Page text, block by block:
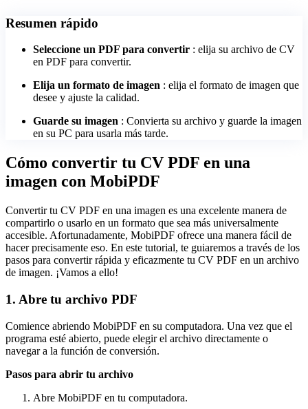
Resumen rápido
Seleccione un PDF para convertir : elija su archivo de CV
en PDF para convertir.
Elija un formato de imagen : elija el formato de imagen que
desee y ajuste la calidad.
Guarde su imagen : Convierta su archivo y guarde la imagen
en su PC para usarla más tarde.
Cómo convertir tu CV PDF en una
imagen con MobiPDF
Convertir tu CV PDF en una imagen es una excelente manera de
compartirlo o usarlo en un formato que sea más universalmente
accesible. Afortunadamente, MobiPDF ofrece una manera fácil de
hacer precisamente eso. En este tutorial, te guiaremos a través de los
pasos para convertir rápida y eficazmente tu CV PDF en un archivo
de imagen. ¡Vamos a ello!
1. Abre tu archivo PDF
Comience abriendo MobiPDF en su computadora. Una vez que el
programa esté abierto, puede elegir el archivo directamente o
navegar a la función de conversión.
Pasos para abrir tu archivo
Abre MobiPDF en tu computadora.